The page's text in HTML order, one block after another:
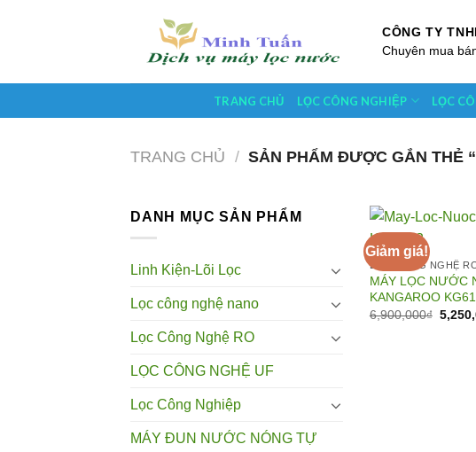
CÔNG TY
Chuyên mua
TRANG CHỦ LỌC CÔNG NGHIỆP LỌC
TRANG CHỦ / SẢN PHẨM ĐƯỢC GẮN THẺ
DANH MỤC SẢN PHẨM
Linh Kiện-Lõi Lọc
Lọc công nghệ nano
Lọc Công Nghệ RO
LỌC CÔNG NGHỆ UF
Lọc Công Nghiệp
MÁY ĐUN NƯỚC NÓNG TỰ
Giảm giá!
LỌC CÔNG NGHỆ
MÁY LỌC NƯỚC
KANGAROO
6,900,000₫ Giá